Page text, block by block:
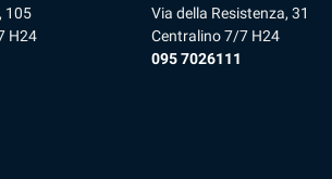
105
H24
Via della Resistenza, 31
Centralino 7/7 H24
095 7026111